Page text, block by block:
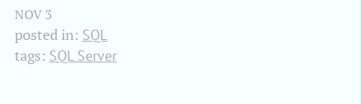
NOV 3
posted in: SQL
tags: SQL Server